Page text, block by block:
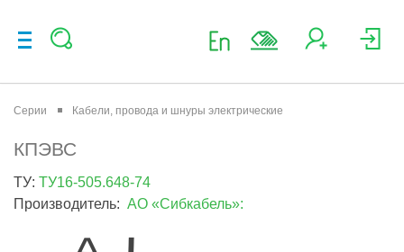
Серии Кабели, провода и шнуры электрические
КПЭВС
ТУ: ТУ16-505.648-74
Производитель: АО «Сибкабель»: